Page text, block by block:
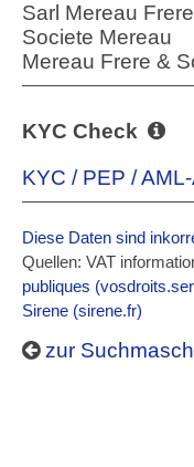
Sarl Mereau
Societe Mereau
Mereau Frere &
KYC Check
KYC / PEP /
Diese Daten sind
Quellen: VAT
publiques
Sirene (sirene.fr)
zur